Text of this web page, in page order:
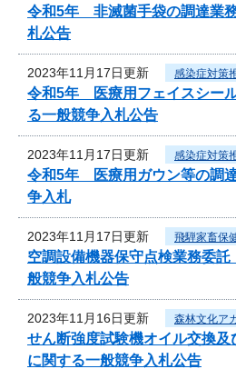
令和5年 非滅菌手袋の調達業
札公告
2023年11月17日更新 感染症対策
令和5年 医療用フェイスシー
る一般競争入札公告
2023年11月17日更新 感染症対策
令和5年 医療用ガウン等の調
争入札
2023年11月17日更新 飛騨家畜保
空調設備機器保守点検業務委
般競争入札公告
2023年11月16日更新 森林文化ア
せん断強度試験機オイル交換
に関する一般競争入札公告